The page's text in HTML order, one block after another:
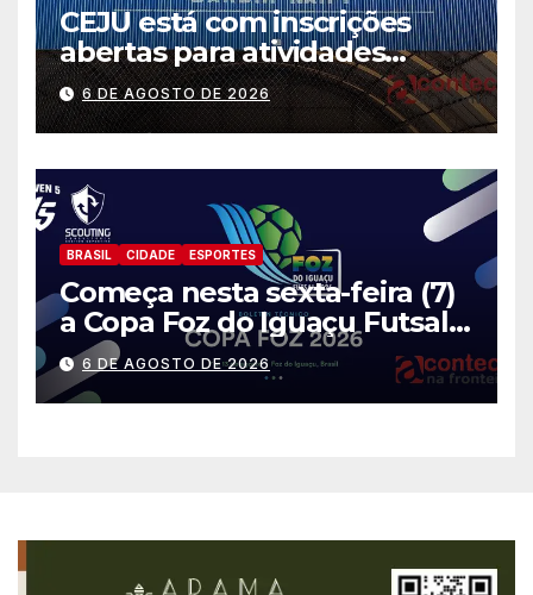
CEJU está com inscrições
abertas para atividades
gratuitas
6 DE AGOSTO DE 2026
BRASIL CIDADE ESPORTES
Começa nesta sexta-feira (7)
a Copa Foz do Iguaçu Futsal
2026 com equipes de quatro
países
6 DE AGOSTO DE 2026